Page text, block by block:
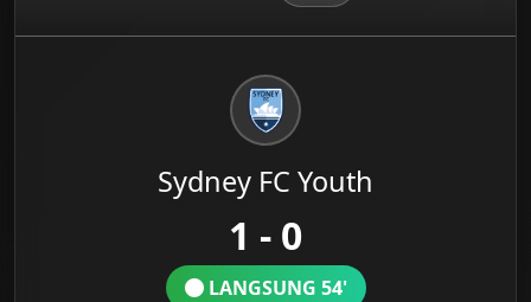
Sydney FC Youth
1 - 0
LANGSUNG 54'